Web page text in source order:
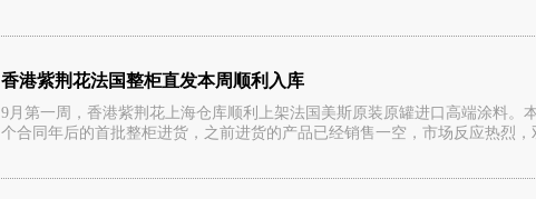
香港紫荆花法国整柜直发本周顺利入库
9月第一周，香港紫荆花上海仓库顺利上架法国美斯原装原罐进口高端涂料。
个合同年后的首批整柜进货，之前进货的产品已经销售一空，市场反应热烈，